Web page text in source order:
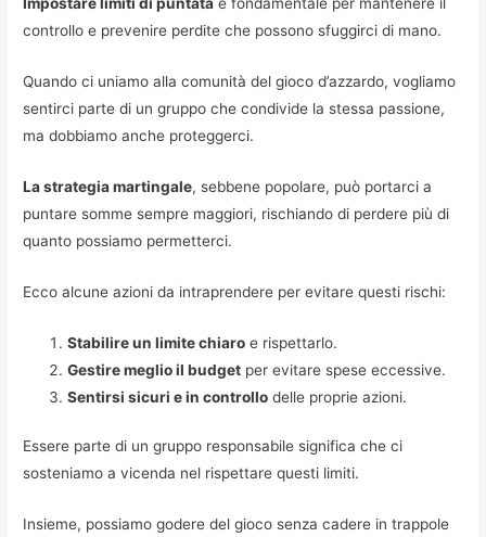
controllo e prevenire perdite che possono sfuggirci di mano.
Quando ci uniamo alla comunità del gioco d’azzardo, vogliamo
sentirci parte di un gruppo che condivide la stessa passione,
ma dobbiamo anche proteggerci.
La strategia martingale, sebbene popolare, può portarci a
puntare somme sempre maggiori, rischiando di perdere più di
quanto possiamo permetterci.
Ecco alcune azioni da intraprendere per evitare questi rischi:
Stabilire un limite chiaro e rispettarlo.
Gestire meglio il budget per evitare spese eccessive.
Sentirsi sicuri e in controllo delle proprie azioni.
Essere parte di un gruppo responsabile significa che ci
sosteniamo a vicenda nel rispettare questi limiti.
Insieme, possiamo godere del gioco senza cadere in trappole